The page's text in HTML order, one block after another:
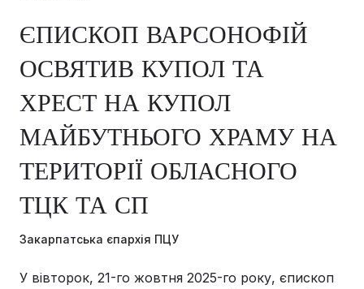
ЄПИСКОП ВАРСОНОФІЙ
ОСВЯТИВ КУПОЛ ТА
ХРЕСТ НА КУПОЛ
МАЙБУТНЬОГО ХРАМУ НА
ТЕРИТОРІЇ ОБЛАСНОГО
ТЦК ТА СП
Закарпатська єпархія ПЦУ
У вівторок, 21-го жовтня 2025-го року, єпископ